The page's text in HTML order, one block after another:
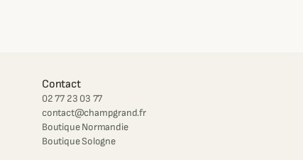
Contact
02 77 23 03 77
contact@champgrand.fr
Boutique Normandie
Boutique Sologne